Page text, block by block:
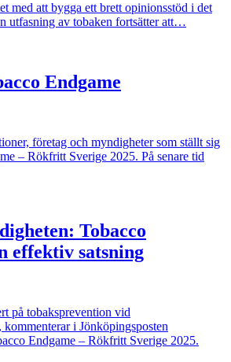
med att bygga ett brett opinionsstöd i det
utfasning av tobaken fortsätter att…
Endgame
företag och myndigheter som ställt sig
– Rökfritt Sverige 2025. På senare tid
Tobacco
effektiv satsning
på tobaksprevention vid
i Jönköpingsposten
Endgame – Rökfritt Sverige 2025.